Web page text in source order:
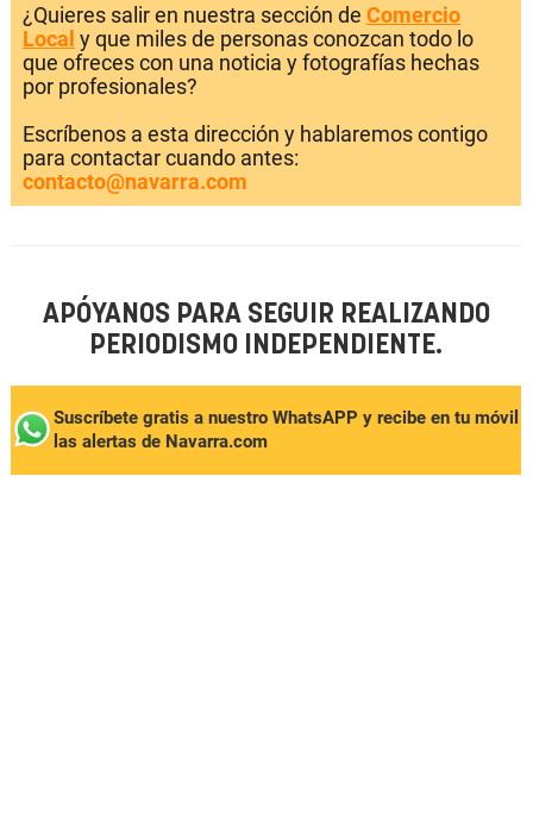
¿Quieres salir en nuestra sección de Comercio
Local y que miles de personas conozcan todo lo
que ofreces con una noticia y fotografías hechas
por profesionales?
Escríbenos a esta dirección y hablaremos contigo
para contactar cuando antes:
contacto@navarra.com
APÓYANOS PARA SEGUIR REALIZANDO
PERIODISMO INDEPENDIENTE.
Suscríbete gratis a nuestro WhatsAPP y recibe en tu móvil
las alertas de Navarra.com